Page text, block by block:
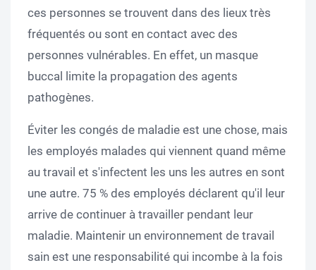
ces personnes se trouvent dans des lieux très
fréquentés ou sont en contact avec des
personnes vulnérables. En effet, un masque
buccal limite la propagation des agents
pathogènes.
Éviter les congés de maladie est une chose, mais
les employés malades qui viennent quand même
au travail et s'infectent les uns les autres en sont
une autre. 75 % des employés déclarent qu'il leur
arrive de continuer à travailler pendant leur
maladie. Maintenir un environnement de travail
sain est une responsabilité qui incombe à la fois